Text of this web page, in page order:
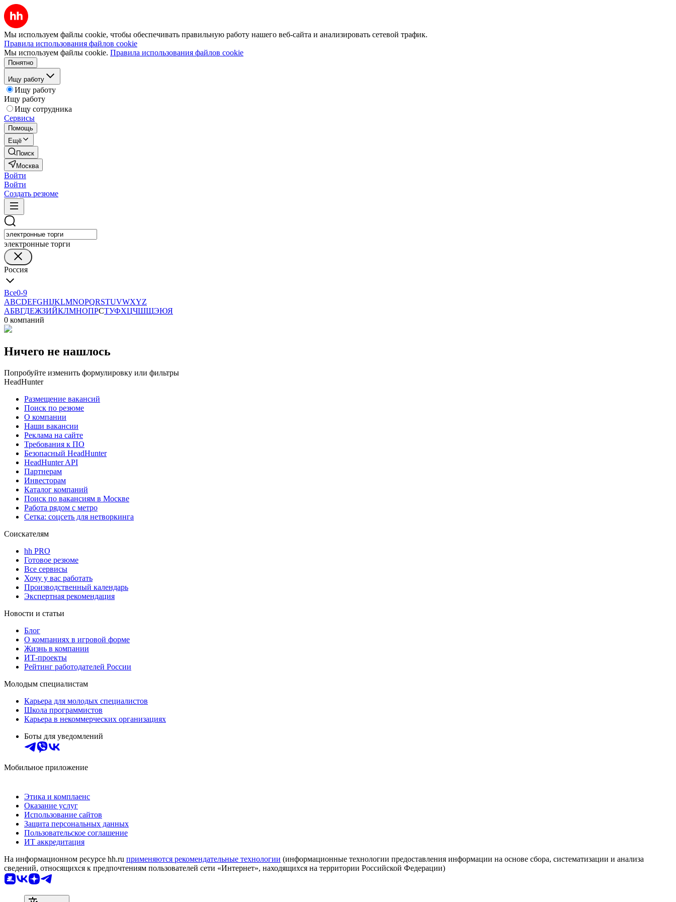
Мы используем файлы cookie, чтобы обеспечивать правильную работу нашего веб-сайта и анализировать сетевой трафик.
Правила использования файлов cookie
Мы используем файлы cookie. Правила использования файлов cookie
Понятно
Ищу работу
Ищу работу
Ищу работу
Ищу сотрудника
Сервисы
Помощь
Ещё
Поиск
Москва
Войти
Войти
Создать резюме
электронные торги
Россия
Все0-9
ABCDEFGHIJKLMNOPQRSTUVWXYZ
АБВГДЕЖЗИЙКЛМНОПРСТУФХЦЧШЩЭЮЯ
0 компаний
Ничего не нашлось
Попробуйте изменить формулировку или фильтры
HeadHunter
Размещение вакансий
Поиск по резюме
О компании
Наши вакансии
Реклама на сайте
Требования к ПО
Безопасный HeadHunter
HeadHunter API
Партнерам
Инвесторам
Каталог компаний
Поиск по вакансиям в Москве
Работа рядом с метро
Сетка: соцсеть для нетворкинга
Соискателям
hh PRO
Готовое резюме
Все сервисы
Хочу у вас работать
Производственный календарь
Экспертная рекомендация
Новости и статьи
Блог
О компаниях в игровой форме
Жизнь в компании
ИТ-проекты
Рейтинг работодателей России
Молодым специалистам
Карьера для молодых специалистов
Школа программистов
Карьера в некоммерческих организациях
Боты для уведомлений
Мобильное приложение
Этика и комплаенс
Оказание услуг
Использование сайтов
Защита персональных данных
Пользовательское соглашение
ИТ аккредитация
На информационном ресурсе hh.ru применяются рекомендательные технологии (информационные технологии предоставления информации на основе сбора, систематизации и анализа
сведений, относящихся к предпочтениям пользователей сети «Интернет», находящихся на территории Российской Федерации)